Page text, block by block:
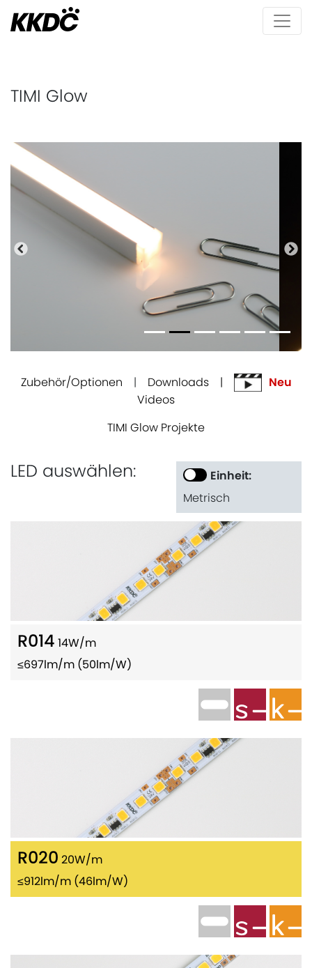
TIMI Glow
Bisherige
Zubehör/Optionen | Downloads |
Neu
Videos
TIMI Glow Projekte
LED auswählen:
Einheit:
Metrisch
R014 14W/m
≤697lm/m (50lm/W)
R020 20W/m
≤912lm/m (46lm/W)